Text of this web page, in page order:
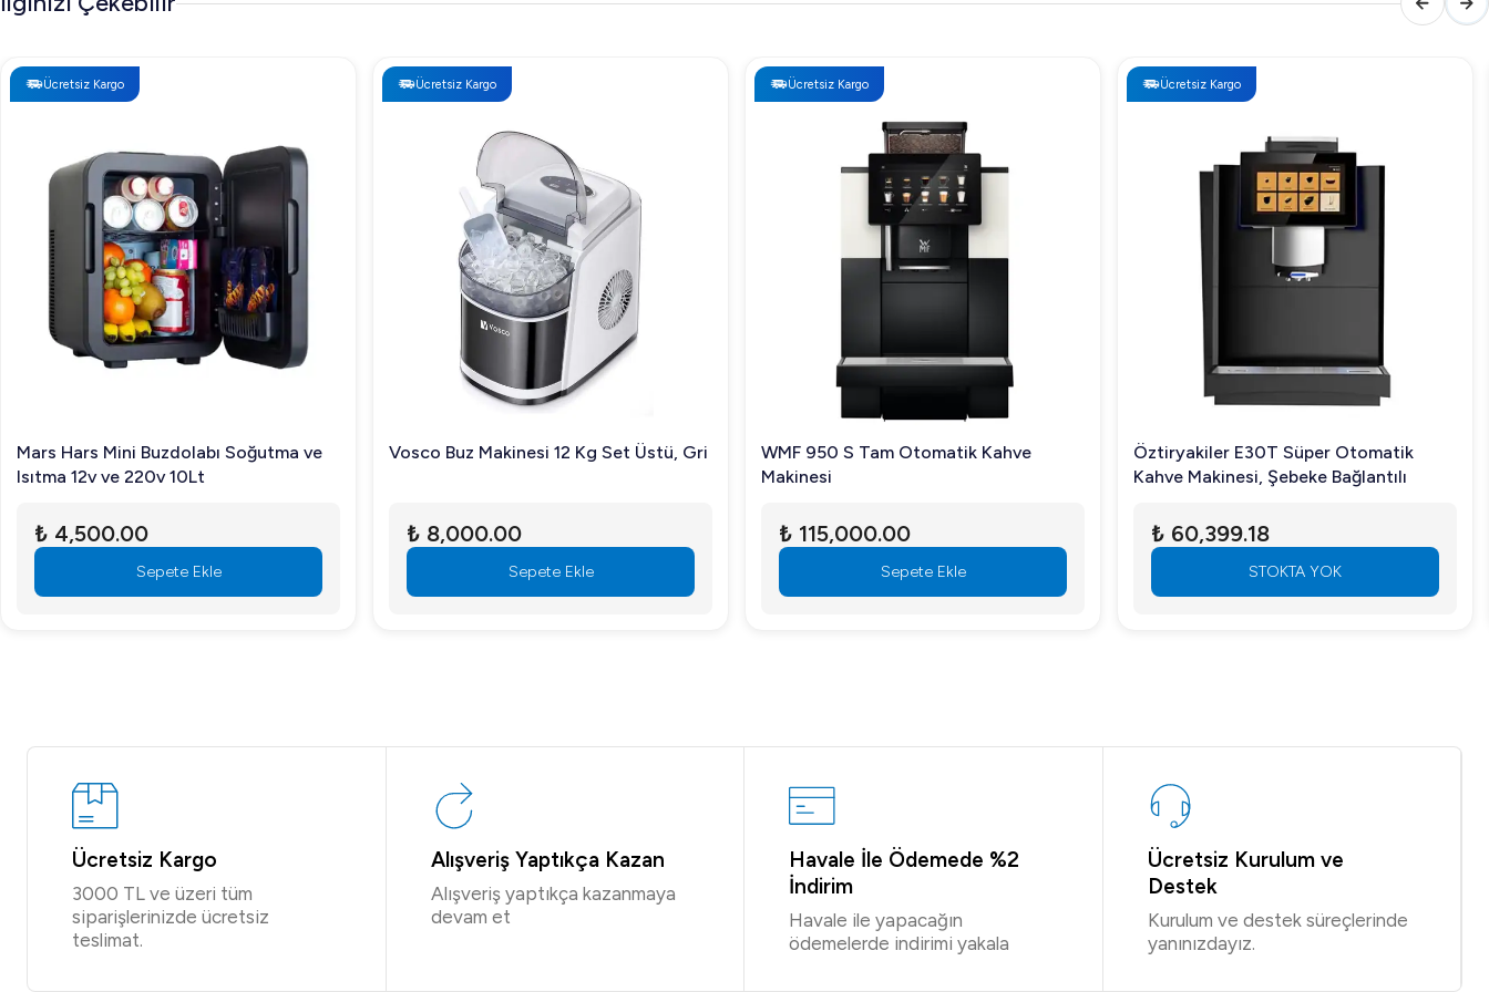
Ücretsiz Kargo
Mars Hars Mini Buzdolabı Soğutma ve
Isıtma 12v ve 220v 10Lt
₺ 4,500.00
Sepete Ekle
Ücretsiz Kargo
Vosco Buz Makinesi 12 Kg Set Üstü, Gri
₺ 8,000.00
Sepete Ekle
Ücretsiz Kargo
WMF 950 S Tam Otomatik Kahve
Makinesi
₺ 115,000.00
Sepete Ekle
Ücretsiz Kargo
Öztiryakiler E30T Süper Otomatik
Kahve Makinesi, Şebeke Bağlantılı
₺ 60,399.18
STOKTA YOK
Ücretsiz Kargo
3000 TL ve üzeri tüm
siparişlerinizde ücretsiz
teslimat.
Alışveriş Yaptıkça Kazan
Alışveriş yaptıkça kazanmaya
devam et
Havale İle Ödemede %2
İndirim
Havale ile yapacağın
ödemelerde indirimi yakala
Ücretsiz Kurulum ve
Destek
Kurulum ve destek süreçlerinde
yanınızdayız.